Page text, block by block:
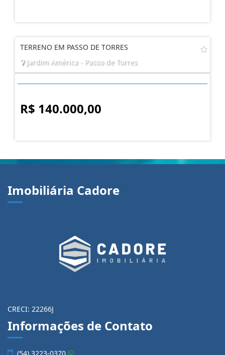
TERRENO EM PASSO DE TORRES
Jardim América - Passo de Torres
R$ 140.000,00
Imobiliária Cadore
CRECI: 22266J
Informações de Contato